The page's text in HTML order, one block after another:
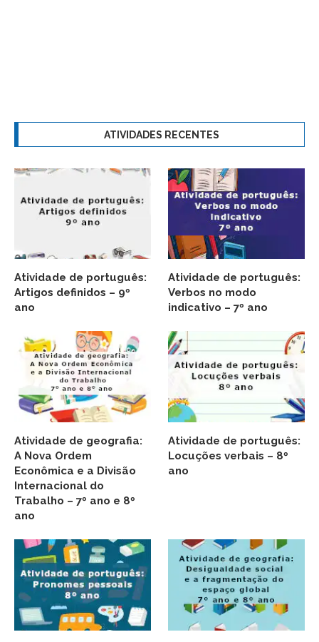
ATIVIDADES RECENTES
Atividade de português:
Artigos definidos – 9º
ano
Atividade de português:
Verbos no modo
indicativo – 7º ano
Atividade de geografia:
A Nova Ordem
Econômica e a Divisão
Internacional do
Trabalho – 7º ano e 8º
ano
Atividade de português:
Locuções verbais – 8º
ano